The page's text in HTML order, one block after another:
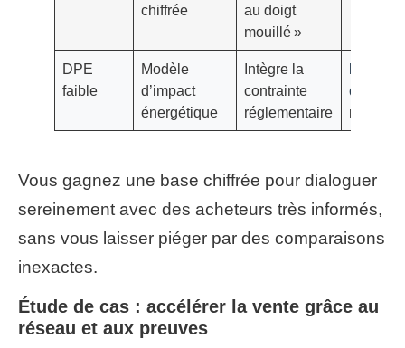
chiffrée
au doigt
mouillé »
DPE
faible
Modèle
d’impact
énergétique
Intègre la
contrainte
réglementaire
de la
réaliste
Vous gagnez une base chiffrée pour dialoguer
sereinement avec des acheteurs très informés,
sans vous laisser piéger par des comparaisons
inexactes.
Étude de cas : accélérer la vente grâce au
réseau et aux preuves